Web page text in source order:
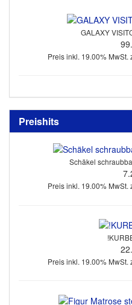
GALAXY
Preis inkl. 19.00% MwSt.
Preishits
Schäkel
Preis inkl. 19.00% MwSt.
Preis inkl. 19.00% MwSt.